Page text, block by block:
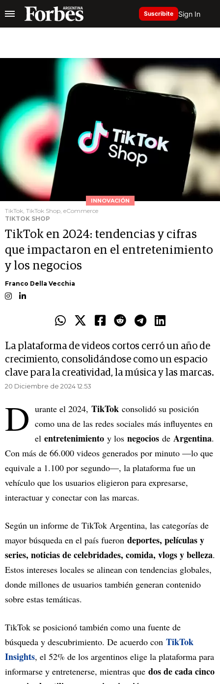
Suscribite Sign In
INNOVACIÓN
TikTok, TikTok Shop, eCommerce
TIKTOK SHOP
TikTok en 2024: tendencias y cifras
que impactaron en el entretenimiento
y los negocios
Franco Della Vecchia
La plataforma de videos cortos cerró un año de
crecimiento, consolidándose como un espacio
clave para la creatividad, la música y las marcas.
20 Diciembre de 2024 12.53
D urante el 2024, TikTok consolidó su posición
como una de las redes sociales más influyentes en
el entretenimiento y los negocios de Argentina.
Con más de 66.000 videos generados por minuto —lo que
equivale a 1.100 por segundo—, la plataforma fue un
vehículo que los usuarios eligieron para expresarse,
interactuar y conectar con las marcas.
Según un informe de TikTok Argentina, las categorías de
mayor búsqueda en el país fueron deportes, películas y
series, noticias de celebridades, comida, vlogs y belleza.
Estos intereses locales se alinean con tendencias globales,
donde millones de usuarios también generan contenido
sobre estas temáticas.
TikTok se posicionó también como una fuente de
búsqueda y descubrimiento. De acuerdo con TikTok
Insights, el 52% de los argentinos elige la plataforma para
informarse y entretenerse, mientras que dos de cada cinco